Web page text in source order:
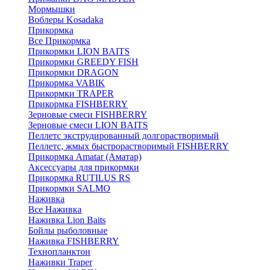
Мормышки
Воблеры Kosadaka
Прикормка
Все Прикормка
Прикормки LION BAITS
Прикормки GREEDY FISH
Прикормки DRAGON
Прикормка VABIK
Прикормки TRAPER
Прикормка FISHBERRY
Зерновые смеси FISHBERRY
Зерновые смеси LION BAITS
Пеллетс экструдированный долгорастворимый
Пеллетс, жмых быстрорастворимый FISHBERRY
Прикормка Amatar (Аматар)
Аксессуары для прикормки
Прикормка RUTILUS RS
Прикормки SALMO
Наживка
Все Наживка
Наживка Lion Baits
Бойлы рыболовные
Наживка FISHBERRY
Технопланктон
Наживки Traper